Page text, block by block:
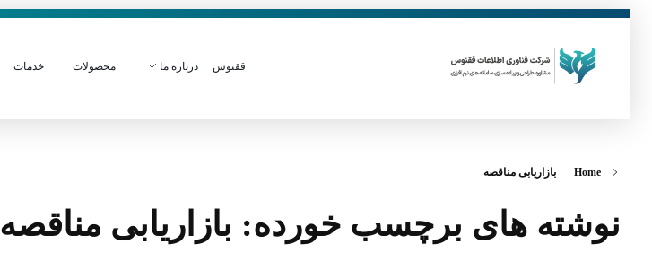
ققنوس درباره ما محصولات خدمات
Home بازاریابی مناقصه
نوشته های برچسب خورده: بازاریابی مناقصه